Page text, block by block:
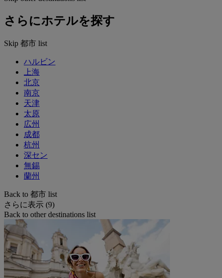
さらにホテルを探す
Skip 都市 list
ハルビン
上海
北京
南京
天津
太原
広州
成都
杭州
深セン
無錫
蘭州
Back to 都市 list
さらに表示 (9)
Back to other destinations list